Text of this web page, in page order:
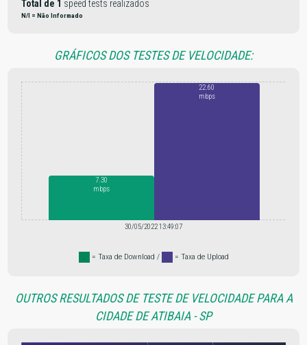
Total de 1 speed tests realizados
N/I = Não Informado
GRÁFICOS DOS TESTES DE VELOCIDADE:
7.30
mbps
22.60
mbps
30/05/2022 13:49:07
. = Taxa de Download / . = Taxa de Upload
OUTROS RESULTADOS DE TESTE DE VELOCIDADE PARA A
CIDADE DE ATIBAIA - SP